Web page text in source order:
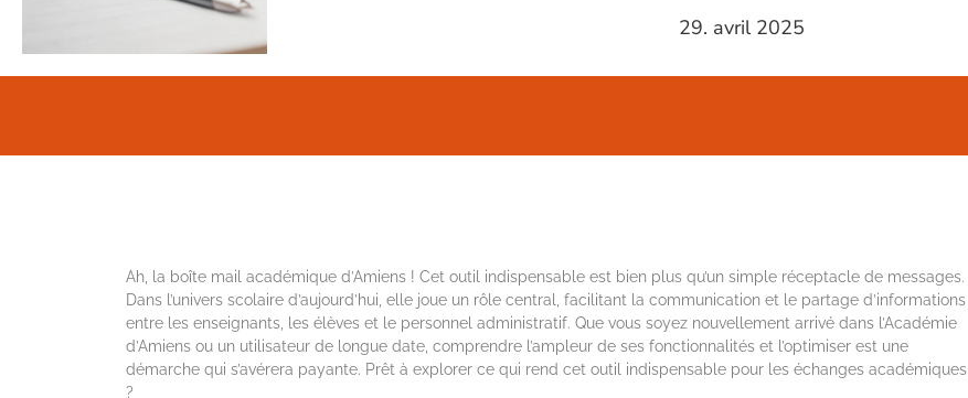
29. avril 2025
Ah, la boîte mail académique d’Amiens ! Cet outil indispensable est bien plus qu’un simple réceptacle de messages.
Dans l’univers scolaire d’aujourd’hui, elle joue un rôle central, facilitant la communication et le partage d’informations
entre les enseignants, les élèves et le personnel administratif. Que vous soyez nouvellement arrivé dans l’Académie
d’Amiens ou un utilisateur de longue date, comprendre l’ampleur de ses fonctionnalités et l’optimiser est une
démarche qui s’avérera payante. Prêt à explorer ce qui rend cet outil indispensable pour les échanges académiques
?